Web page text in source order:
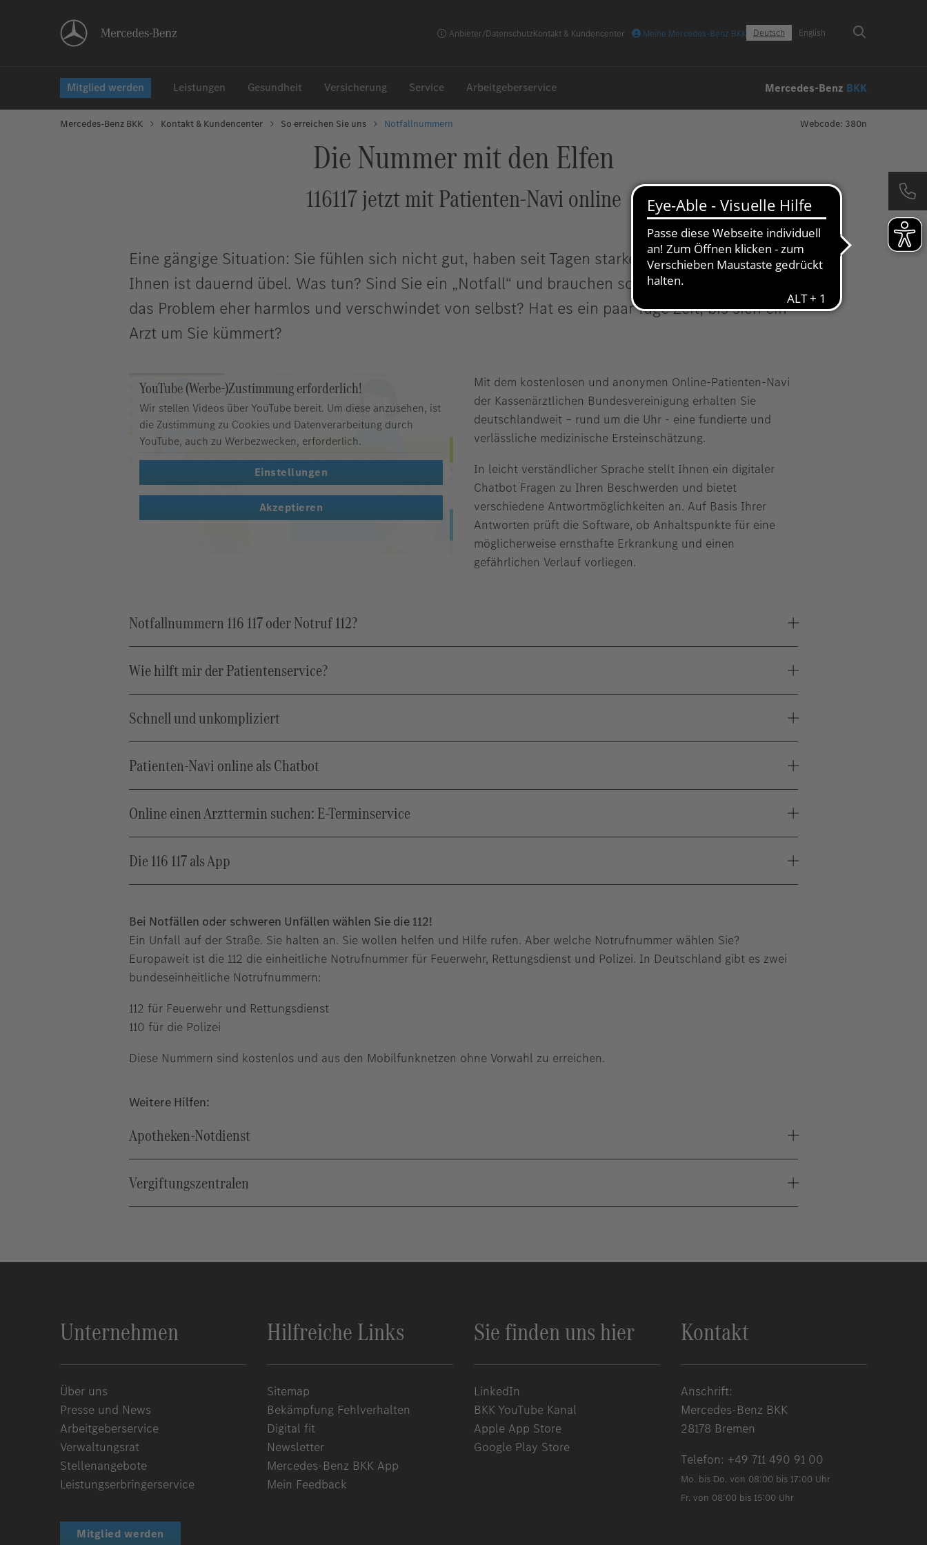
Anbieter/DatenschutzKontakt & Kundencenter Meine Mercedes-Benz BKK Deutsch English
Mitglied werden Leistungen Gesundheit Versicherung Service Arbeitgeberservice Mercedes-Benz BKK
Mercedes-Benz BKK Kontakt & Kundencenter So erreichen Sie uns Notfallnummern Webcode: 380n
Die Nummer mit den Elfen
116117 jetzt mit Patienten-Navi online
Eine gängige Situation: Sie fühlen sich nicht gut, haben seit Tagen starke Kopfschmerzen und
Ihnen ist dauernd übel. Was tun? Sind Sie ein „Notfall“ und brauchen sofort ärztliche Hilfe? Ist
das Problem eher harmlos und verschwindet von selbst? Hat es ein paar Tage Zeit, bis sich ein
Arzt um Sie kümmert?
YouTube (Werbe-)Zustimmung erforderlich!
Wir stellen Videos über YouTube bereit. Um diese anzusehen, ist
die Zustimmung zu Cookies und Datenverarbeitung durch
YouTube, auch zu Werbezwecken, erforderlich.
Einstellungen
Akzeptieren
Mit dem kostenlosen und anonymen Online-Patienten-Navi
der Kassenärztlichen Bundesvereinigung erhalten Sie
deutschlandweit – rund um die Uhr - eine fundierte und
verlässliche medizinische Ersteinschätzung.
In leicht verständlicher Sprache stellt Ihnen ein digitaler
Chatbot Fragen zu Ihren Beschwerden und bietet
verschiedene Antwortmöglichkeiten an. Auf Basis Ihrer
Antworten prüft die Software, ob Anhaltspunkte für eine
möglicherweise ernsthafte Erkrankung und einen
gefährlichen Verlauf vorliegen.
Notfallnummern 116 117 oder Notruf 112?
Wie hilft mir der Patientenservice?
Schnell und unkompliziert
Patienten-Navi online als Chatbot
Online einen Arzttermin suchen: E-Terminservice
Die 116 117 als App
Bei Notfällen oder schweren Unfällen wählen Sie die 112!
Ein Unfall auf der Straße. Sie halten an. Sie wollen helfen und Hilfe rufen. Aber welche Notrufnummer wählen Sie?
Europaweit ist die 112 die einheitliche Notrufnummer für Feuerwehr, Rettungsdienst und Polizei. In Deutschland gibt es zwei
bundeseinheitliche Notrufnummern:
112 für Feuerwehr und Rettungsdienst
110 für die Polizei
Diese Nummern sind kostenlos und aus den Mobilfunknetzen ohne Vorwahl zu erreichen.
Weitere Hilfen:
Apotheken-Notdienst
Vergiftungszentralen
Unternehmen
Über uns
Presse und News
Arbeitgeberservice
Verwaltungsrat
Stellenangebote
Leistungserbringerservice
Mitglied werden
Hilfreiche Links
Sitemap
Bekämpfung Fehlverhalten
Digital fit
Newsletter
Mercedes-Benz BKK App
Mein Feedback
Sie finden uns hier
LinkedIn
BKK YouTube Kanal
Apple App Store
Google Play Store
Kontakt
Anschrift:
Mercedes-Benz BKK
28178 Bremen
Telefon: +49 711 490 91 00
Mo. bis Do. von 08:00 bis 17:00 Uhr
Fr. von 08:00 bis 15:00 Uhr